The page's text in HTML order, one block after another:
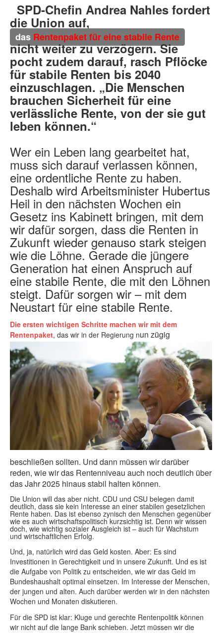
SPD-Chefin Andrea Nahles fordert
die Union auf,
das Rentenpaket für eine stabile Rente
nicht weiter zu verzögern. Sie
pocht zudem darauf, rasch Pflöcke
für stabile Renten bis 2040
einzuschlagen. „Die Menschen
brauchen Sicherheit für eine
verlässliche Rente, von der sie gut
leben können.“
Wer ein Leben lang gearbeitet hat,
muss sich darauf verlassen können,
eine ordentliche Rente zu haben.
Deshalb wird Arbeitsminister Hubertus
Heil in den nächsten Wochen ein
Gesetz ins Kabinett bringen, mit dem
wir dafür sorgen, dass die Renten in
Zukunft wieder genauso stark steigen
wie die Löhne. Gerade die jüngere
Generation hat einen Anspruch auf
eine stabile Rente, die mit den Löhnen
steigt. Dafür sorgen wir – mit dem
Neustart für eine stabile Rente.
Die ersten wichtigen Schritte machen wir mit dem
Rentenpaket, das wir in der Regierung nun zügig
beschließen sollten. Und dann müssen wir darüber
reden, wie wir das Rentenniveau auch noch deutlich über
das Jahr 2025 hinaus stabil halten können.
Die Union will das aber nicht. CDU und CSU belegen damit
deutlich, dass sie kein Interesse an einer stabilen gesetzlichen
Rente haben. Das ist ebenso zynisch den Menschen gegenüber
wie es auch wirtschaftspolitisch kurzsichtig ist. Denn wir wissen
doch, wie wichtig sozialer Ausgleich ist – auch für Wachstum
und wirtschaftlichen Erfolg.
Und, ja, natürlich wird das Geld kosten. Aber: Es sind
Investitionen in Gerechtigkeit und in unsere Zukunft. Und es ist
die Aufgabe von Politik zu entscheiden, wie wir das Geld im
Bundeshaushalt optimal einsetzen. Im Interesse der Menschen,
der jungen und alten. Auch darüber werden wir in den nächsten
Wochen und Monaten diskutieren.
Für die SPD ist klar: Kluge und gerechte Rentenpolitik können
wir nicht auf die lange Bank schieben. Jetzt müssen wir die